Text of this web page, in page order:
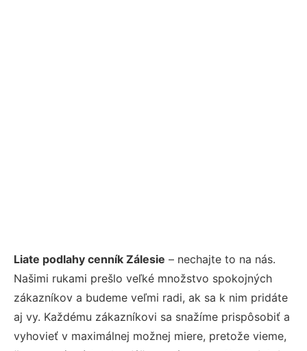
Liate podlahy cenník Zálesie – nechajte to na nás.
Našimi rukami prešlo veľké množstvo spokojných
zákazníkov a budeme veľmi radi, ak sa k nim pridáte
aj vy. Každému zákazníkovi sa snažíme prispôsobiť a
vyhovieť v maximálnej možnej miere, pretože vieme,